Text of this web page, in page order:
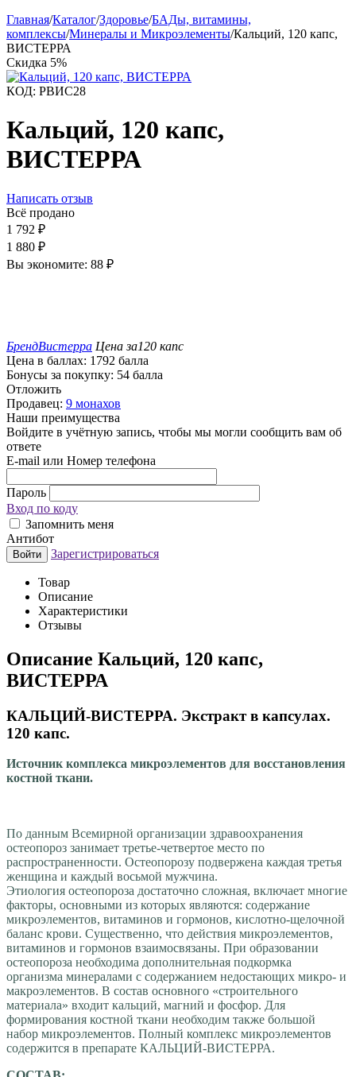
Главная/Каталог/Здоровье/БАДы, витамины,
комплексы/Минералы и Микроэлементы/Кальций, 120 капс,
ВИСТЕРРА
Скидка 5%
КОД: РВИС28
Кальций, 120 капс,
ВИСТЕРРА
Написать отзыв
Всё продано
1 792 ₽
1 880 ₽
Вы экономите: 88 ₽
БрендВистерра Цена за120 капс
Цена в баллах: 1792 балла
Бонусы за покупку: 54 балла
Отложить
Продавец: 9 монахов
Наши преимущества
Войдите в учётную запись, чтобы мы могли сообщить вам об
ответе
E-mail или Номер телефона
Пароль
Вход по коду
Запомнить меня
Антибот
Войти Зарегистрироваться
Товар
Описание
Характеристики
Отзывы
Описание Кальций, 120 капс,
ВИСТЕРРА
КАЛЬЦИЙ-ВИСТЕРРА. Экстракт в капсулах.
120 капс.
Источник комплекса микроэлементов для восстановления
костной ткани.
По данным Всемирной организации здравоохранения
остеопороз занимает третье-четвертое место по
распространенности. Остеопорозу подвержена каждая третья
женщина и каждый восьмой мужчина.
Этиология остеопороза достаточно сложная, включает многие
факторы, основными из которых являются: содержание
микроэлементов, витаминов и гормонов, кислотно-щелочной
баланс крови. Существенно, что действия микроэлементов,
витаминов и гормонов взаимосвязаны. При образовании
остеопороза необходима дополнительная подкормка
организма минералами с содержанием недостающих микро- и
макроэлементов. В состав основного «строительного
материала» входит кальций, магний и фосфор. Для
формирования костной ткани необходим также большой
набор микроэлементов. Полный комплекс микроэлементов
содержится в препарате КАЛЬЦИЙ-ВИСТЕРРА.